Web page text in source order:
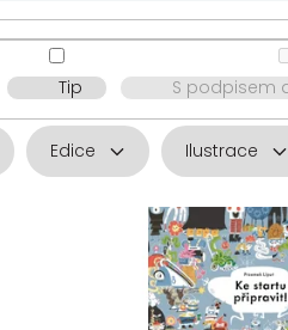
Tip S podpisem
Edice Ilustrace